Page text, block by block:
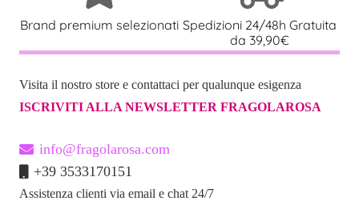
Brand premium selezionati Spedizioni 24/48h Gratuita
da 39,90€
Visita il nostro store e contattaci per qualunque esigenza
ISCRIVITI ALLA NEWSLETTER FRAGOLAROSA
info@fragolarosa.com
+39 3533170151
Assistenza clienti via email e chat 24/7